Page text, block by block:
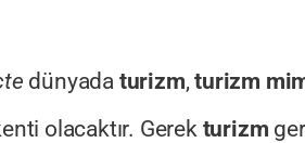
dünyada turizm,turizm
olacaktır. Gerek turizm